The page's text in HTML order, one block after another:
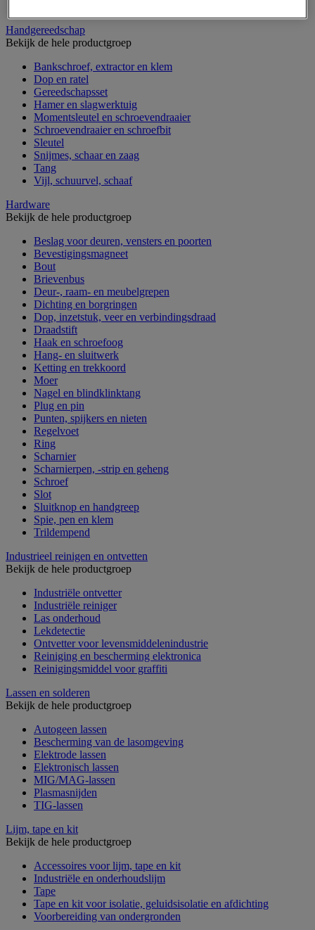
Handgereedschap
Bekijk de hele productgroep
Bankschroef, extractor en klem
Dop en ratel
Gereedschapsset
Hamer en slagwerktuig
Momentsleutel en schroevendraaier
Schroevendraaier en schroefbit
Sleutel
Snijmes, schaar en zaag
Tang
Vijl, schuurvel, schaaf
Hardware
Bekijk de hele productgroep
Beslag voor deuren, vensters en poorten
Bevestigingsmagneet
Bout
Brievenbus
Deur-, raam- en meubelgrepen
Dichting en borgringen
Dop, inzetstuk, veer en verbindingsdraad
Draadstift
Haak en schroefoog
Hang- en sluitwerk
Ketting en trekkoord
Moer
Nagel en blindklinktang
Plug en pin
Punten, spijkers en nieten
Regelvoet
Ring
Scharnier
Scharnierpen, -strip en geheng
Schroef
Slot
Sluitknop en handgreep
Spie, pen en klem
Trildempend
Industrieel reinigen en ontvetten
Bekijk de hele productgroep
Industriële ontvetter
Industriële reiniger
Las onderhoud
Lekdetectie
Ontvetter voor levensmiddelenindustrie
Reiniging en bescherming elektronica
Reinigingsmiddel voor graffiti
Lassen en solderen
Bekijk de hele productgroep
Autogeen lassen
Bescherming van de lasomgeving
Elektrode lassen
Elektronisch lassen
MIG/MAG-lassen
Plasmasnijden
TIG-lassen
Lijm, tape en kit
Bekijk de hele productgroep
Accessoires voor lijm, tape en kit
Industriële en onderhoudslijm
Tape
Tape en kit voor isolatie, geluidsisolatie en afdichting
Voorbereiding van ondergronden